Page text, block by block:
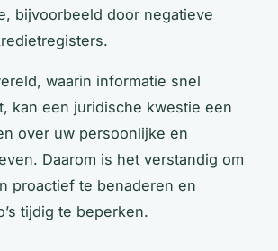
bijvoorbeeld door negatieve
waarin informatie snel
kan een juridische kwestie een
over uw persoonlijke en
Daarom is het verstandig om
proactief te benaderen en
tijdig te beperken.